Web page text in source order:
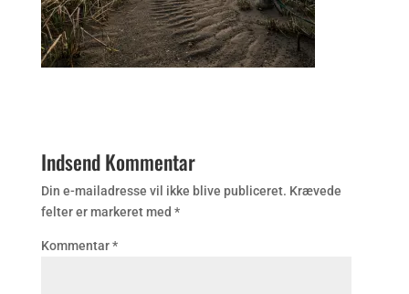
Indsend Kommentar
Din e-mailadresse vil ikke blive publiceret. Krævede
felter er markeret med *
Kommentar*